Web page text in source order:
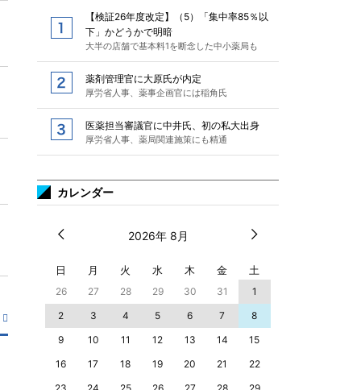
【検証26年度改定】（5）「集中率85％以
下」かどうかで明暗
大半の店舗で基本料1を断念した中小薬局も
薬剤管理官に大原氏が内定
厚労省人事、薬事企画官には稲角氏
医薬担当審議官に中井氏、初の私大出身
厚労省人事、薬局関連施策にも精通
カレンダー
2026年 8月
日 月 火 水 木 金 土
26 27 28 29 30 31
1
2
3 4 5 6 7
8
9
10 11 12 13 14
15
16
17 18 19 20 21
22